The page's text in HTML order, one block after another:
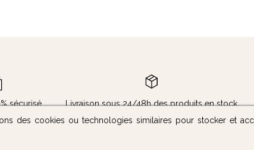
sécurisé Livraison sous 24/48h des produits en stock
des cookies ou technologies similaires pour stocker et